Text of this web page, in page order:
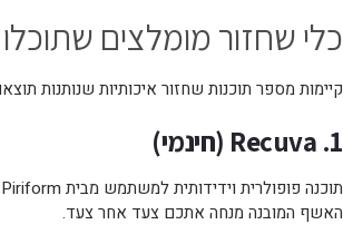
כלי שחזור מומלצים
קיימות מספר תוכנות שחזור איכותיות שנותנות
1. Recuva (חינמי)
האשף המובנה מנחה אתכם צעד אחר צעד.